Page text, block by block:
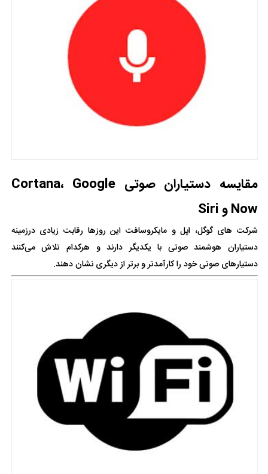
مقایسه دستیاران صوتی Cortana، Google
Now و Siri
شرکت های گوگل، اپل و مایکروسافت این روزها رقابت زیادی درزمینه
دستیاران هوشمند صوتی با یکدیگر دارند و هرکدام تلاش می‌کنند
دستیارهای صوتی خود را کارآمدتر و برتر از دیگری نشان دهند.